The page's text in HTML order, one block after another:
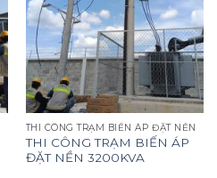
THI CÔNG TRẠM BIẾN ÁP ĐẶT NỀN
THI CÔNG TRẠM BIẾN ÁP
ĐẶT NỀN 3200KVA